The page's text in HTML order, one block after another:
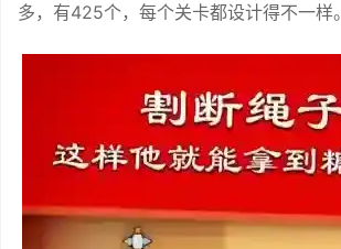
多，有425个，每个关卡都设计得不一样。